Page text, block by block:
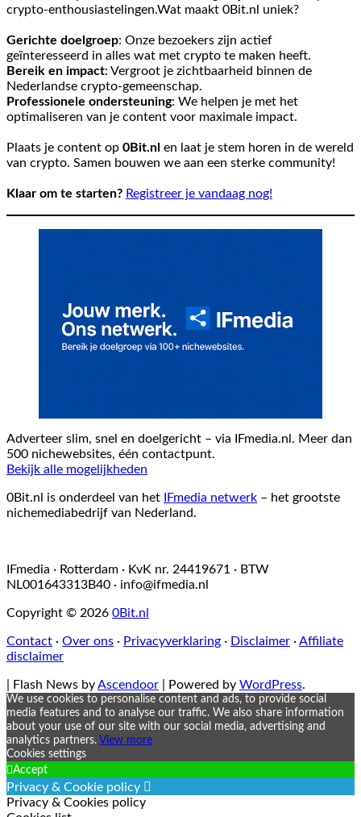
crypto-enthousiastelingen.Wat maakt 0Bit.nl uniek?
Gerichte doelgroep: Onze bezoekers zijn actief
geïnteresseerd in alles wat met crypto te maken heeft.
Bereik en impact: Vergroot je zichtbaarheid binnen de
Nederlandse crypto-gemeenschap.
Professionele ondersteuning: We helpen je met het
optimaliseren van je content voor maximale impact.
Plaats je content op 0Bit.nl en laat je stem horen in de wereld
van crypto. Samen bouwen we aan een sterke community!
Klaar om te starten? Registreer je vandaag nog!
Adverteer slim, snel en doelgericht – via IFmedia.nl. Meer dan
500 nichewebsites, één contactpunt.
Bekijk alle mogelijkheden
0Bit.nl is onderdeel van het IFmedia netwerk – het grootste
nichemediabedrijf van Nederland.
IFmedia · Rotterdam · KvK nr. 24419671 · BTW
NL001643313B40 · info@ifmedia.nl
Copyright © 2026 0Bit.nl
Contact · Over ons · Privacyverklaring · Disclaimer ·Affiliate
disclaimer
| Flash News byAscendoor | Powered by WordPress.
We use cookies to personalise content and ads, to provide social
media features and to analyse our traffic. We also share information
about your use of our site with our social media, advertising and
analytics partners. View more
Cookies settings
Accept
Privacy & Cookie policy
Privacy & Cookies policy